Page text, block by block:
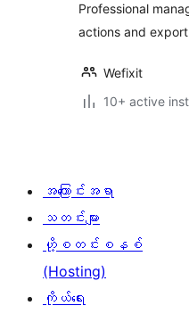
Professional
actions and
Wefixit
10+ active
အကြောင်းအရာ
သတင်းများ
ဟို့စတင်းစနစ်
(Hosting)
ကိုယ်ရေး